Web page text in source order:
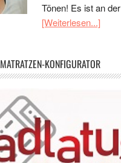
Tönen! Es ist an
[Weiterlesen...]
MATRATZEN-KONFIGURATOR